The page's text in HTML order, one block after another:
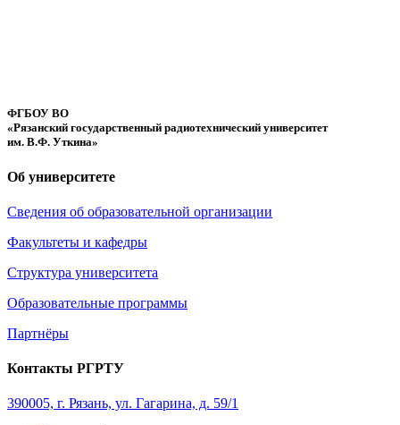
ФГБОУ ВО
«Рязанский государственный радиотехнический университет
им. В.Ф. Уткина»
Об университете
Сведения об образовательной организации
Факультеты и кафедры
Структура университета
Образовательные программы
Партнёры
Контакты РГРТУ
390005, г. Рязань, ул. Гагарина, д. 59/1